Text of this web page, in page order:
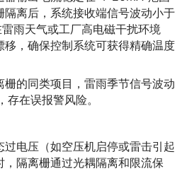
隔离后，系统接收端信号波动小于
雨天气或工厂高电磁干扰环境
移，确保控制系统可获得精确温度
栅的同类项目，雷雨季节信号波动
存在误报警风险。
过电压（如空压机启停或雷击引起
，隔离栅通过光耦隔离和限流保